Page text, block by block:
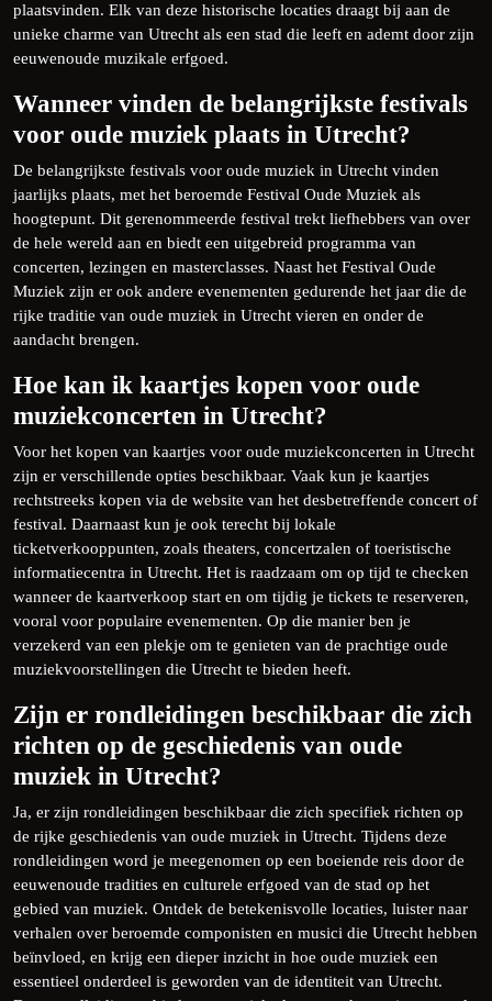
plaatsvinden. Elk van deze historische locaties draagt bij aan de
unieke charme van Utrecht als een stad die leeft en ademt door zijn
eeuwenoude muzikale erfgoed.
Wanneer vinden de belangrijkste festivals
voor oude muziek plaats in Utrecht?
De belangrijkste festivals voor oude muziek in Utrecht vinden
jaarlijks plaats, met het beroemde Festival Oude Muziek als
hoogtepunt. Dit gerenommeerde festival trekt liefhebbers van over
de hele wereld aan en biedt een uitgebreid programma van
concerten, lezingen en masterclasses. Naast het Festival Oude
Muziek zijn er ook andere evenementen gedurende het jaar die de
rijke traditie van oude muziek in Utrecht vieren en onder de
aandacht brengen.
Hoe kan ik kaartjes kopen voor oude
muziekconcerten in Utrecht?
Voor het kopen van kaartjes voor oude muziekconcerten in Utrecht
zijn er verschillende opties beschikbaar. Vaak kun je kaartjes
rechtstreeks kopen via de website van het desbetreffende concert of
festival. Daarnaast kun je ook terecht bij lokale
ticketverkooppunten, zoals theaters, concertzalen of toeristische
informatiecentra in Utrecht. Het is raadzaam om op tijd te checken
wanneer de kaartverkoop start en om tijdig je tickets te reserveren,
vooral voor populaire evenementen. Op die manier ben je
verzekerd van een plekje om te genieten van de prachtige oude
muziekvoorstellingen die Utrecht te bieden heeft.
Zijn er rondleidingen beschikbaar die zich
richten op de geschiedenis van oude
muziek in Utrecht?
Ja, er zijn rondleidingen beschikbaar die zich specifiek richten op
de rijke geschiedenis van oude muziek in Utrecht. Tijdens deze
rondleidingen word je meegenomen op een boeiende reis door de
eeuwenoude tradities en culturele erfgoed van de stad op het
gebied van muziek. Ontdek de betekenisvolle locaties, luister naar
verhalen over beroemde componisten en musici die Utrecht hebben
beïnvloed, en krijg een dieper inzicht in hoe oude muziek een
essentieel onderdeel is geworden van de identiteit van Utrecht.